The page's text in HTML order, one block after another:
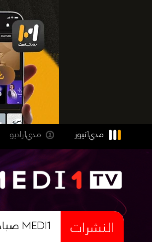
مدي1راديو مدي1نيوز
صباح الأخبار MEDI1 النشرات